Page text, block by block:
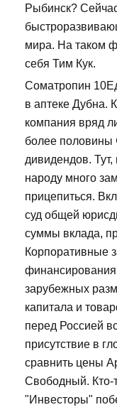
Рыбинск?
мира. На таком
себя Тим Кук.
Cоматропин
в аптеке Дубна.
компания вряд
более половины
дивидендов.
народу много
прицепиться.
суд общей
суммы вклада,
Корпоративные
зарубежных
капитала и
перед Россией
присутствие в
сравнить цены
Свободный. Кто-
"Инвесторы"